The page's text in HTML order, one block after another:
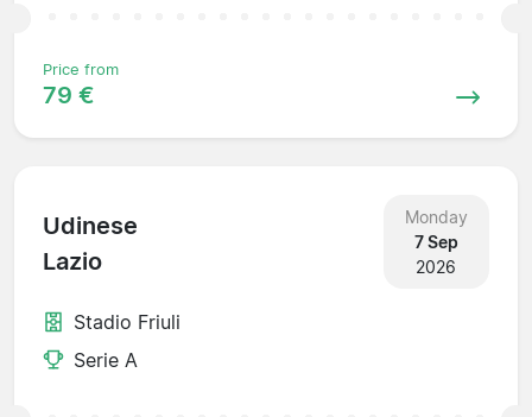
Price from
79 €
Udinese
Lazio
Monday
7 Sep
2026
Stadio Friuli
Serie A